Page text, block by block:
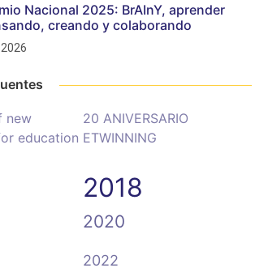
Nacional 2025: BrAInY, aprender
creando y colaborando
new
education
20 ANIVERSARIO
ETWINNING
2018
2020
2022